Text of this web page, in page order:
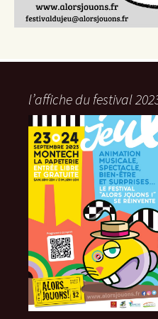
l’affiche du festival